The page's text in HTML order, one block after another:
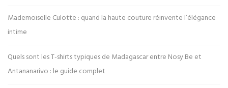
Mademoiselle Culotte : quand la haute couture réinvente l’élégance
intime
Quels sont les T-shirts typiques de Madagascar entre Nosy Be et
Antananarivo : le guide complet